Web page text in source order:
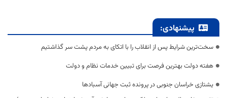
پیشنهادی:
سخت‌ترین شرایط پس از انقلاب را با اتکای به مردم پشت سر گذاشتیم
هفته دولت بهترین فرصت برای تبیین خدمات نظام و دولت
یشتازی خراسان جنوبی در پرونده ثبت جهانی آسبادها